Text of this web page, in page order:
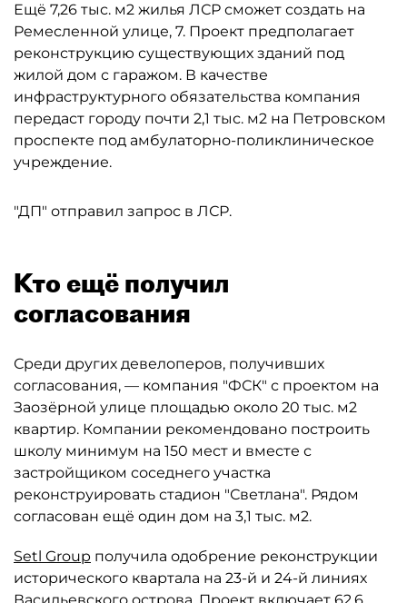
Ещё 7,26 тыс. м2 жилья ЛСР сможет создать на
Ремесленной улице, 7. Проект предполагает
реконструкцию существующих зданий под
жилой дом с гаражом. В качестве
инфраструктурного обязательства компания
передаст городу почти 2,1 тыс. м2 на Петровском
проспекте под амбулаторно-поликлиническое
учреждение.
"ДП" отправил запрос в ЛСР.
Кто ещё получил
согласования
Среди других девелоперов, получивших
согласования, — компания "ФСК" с проектом на
Заозёрной улице площадью около 20 тыс. м2
квартир. Компании рекомендовано построить
школу минимум на 150 мест и вместе с
застройщиком соседнего участка
реконструировать стадион "Светлана". Рядом
согласован ещё один дом на 3,1 тыс. м2.
Setl Group получила одобрение реконструкции
исторического квартала на 23-й и 24-й линиях